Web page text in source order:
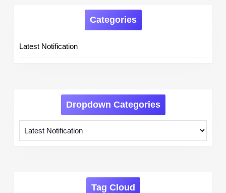
Categories
Latest Notification
Dropdown Categories
Tag Cloud